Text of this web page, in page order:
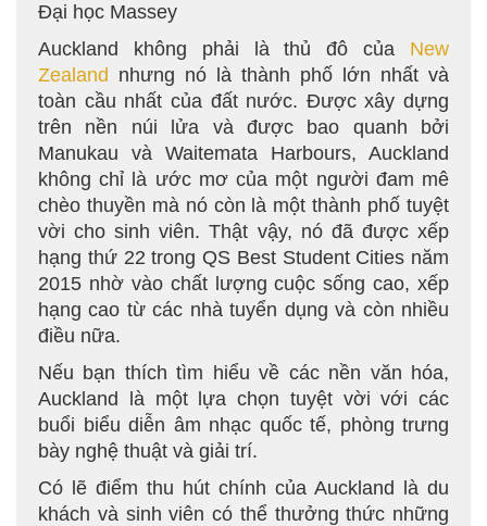
Đại học Massey
Auckland không phải là thủ đô của New
Zealand nhưng nó là thành phố lớn nhất và
toàn cầu nhất của đất nước. Được xây dựng
trên nền núi lửa và được bao quanh bởi
Manukau và Waitemata Harbours, Auckland
không chỉ là ước mơ của một người đam mê
chèo thuyền mà nó còn là một thành phố tuyệt
vời cho sinh viên. Thật vậy, nó đã được xếp
hạng thứ 22 trong QS Best Student Cities năm
2015 nhờ vào chất lượng cuộc sống cao, xếp
hạng cao từ các nhà tuyển dụng và còn nhiều
điều nữa.
Nếu bạn thích tìm hiểu về các nền văn hóa,
Auckland là một lựa chọn tuyệt vời với các
buổi biểu diễn âm nhạc quốc tế, phòng trưng
bày nghệ thuật và giải trí.
Có lẽ điểm thu hút chính của Auckland là du
khách và sinh viên có thể thưởng thức những